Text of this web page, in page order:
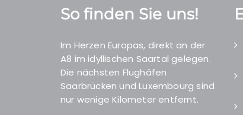
So finden Sie uns!
Im Herzen Europas, direkt an der
A8 im idyllischen Saartal gelegen.
Die nächsten Flughäfen
Saarbrücken und Luxembourg sind
nur wenige Kilometer entfernt.